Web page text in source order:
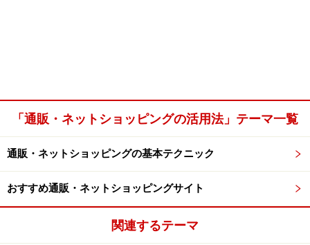
「通販・ネットショッピングの活用法」テーマ一覧
通販・ネットショッピングの基本テクニック
おすすめ通販・ネットショッピングサイト
関連するテーマ